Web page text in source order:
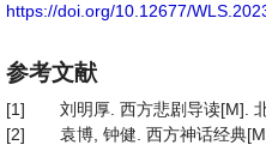
https://doi.org/10.12677/
参考文献
[1]
刘明厚. 西方悲剧导读[M].
[2]
袁博, 钟健. 西方神话经典